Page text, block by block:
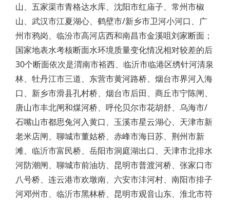
山、五家渠市青格达水库、沈阳市红庙子、常州市椒
山、武汉市江夏湖心、鹤壁市/新乡市卫河小河口、广
州市鸦岗、临汾市高河店西和南昌市金溪咀刘家断面；
国家地表水考核断面水环境质量变化情况相对较差的后
30个断面依次是渭南市裕西、临沂市临港区绣针河清泉
林、牡丹江市三道、东营市黄河路桥、烟台市界河入海
口、新乡市滑县孔村桥、烟台市后田、商丘市宁陈闸、
唐山市丰北闸和煤河桥、呼伦贝尔市花胡舒、乌海市/
石嘴山市都思兔河入黄口、玉溪市星云湖心、天津市新
老米店闸、聊城市董姑桥、赤峰市海日苏、荆州市新
滩、临沂市富民桥、岳阳市洞庭湖出口、天津市北排水
河防潮闸、聊城市前油坊、昆明市普渡河桥、张家口市
八号桥、连云港市欢墩南、六安市沣河村、南阳市排子
河邓州市、临沂市黑林桥、昆明市观音山东、淮北市符